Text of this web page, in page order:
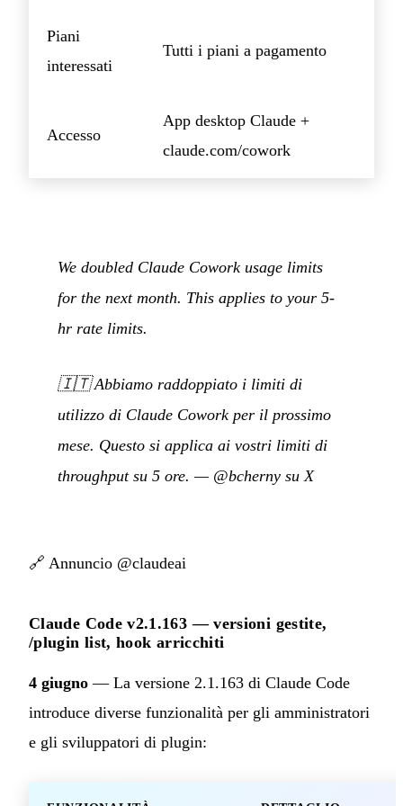
Piani
interessati
Tutti i piani a pagamento
Accesso
App desktop Claude +
claude.com/cowork
We doubled Claude Cowork usage limits
for the next month. This applies to your 5-
hr rate limits.
🇮🇹Abbiamo raddoppiato i limiti di
utilizzo di Claude Cowork per il prossimo
mese. Questo si applica ai vostri limiti di
throughput su 5 ore. — @bcherny su X
🔗 Annuncio @claudeai
Claude Code v2.1.163 — versioni gestite,
/plugin list, hook arricchiti
4 giugno — La versione 2.1.163 di Claude Code
introduce diverse funzionalità per gli amministratori
e gli sviluppatori di plugin: